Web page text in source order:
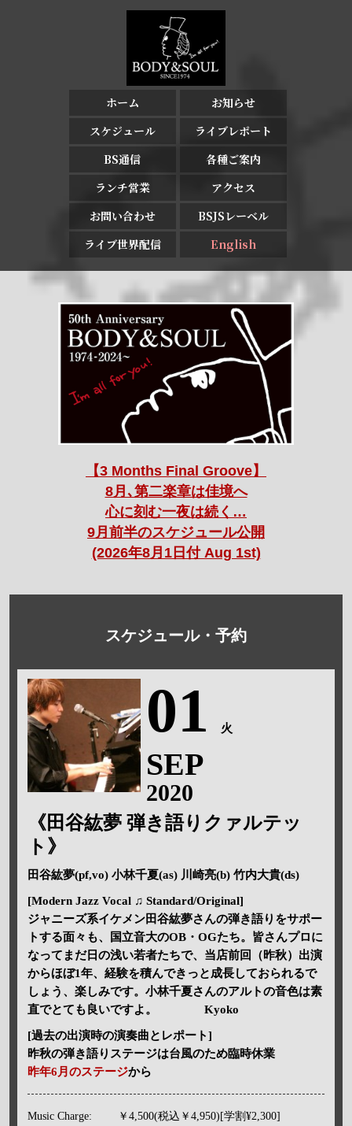
ホーム
お知らせ
スケジュール
ライブレポート
BS通信
各種ご案内
ランチ営業
アクセス
お問い合わせ
BSJSレーベル
ライブ世界配信
English
【3 Months Final Groove】
8月､第二楽章は佳境へ
心に刻む一夜は続く…
9月前半のスケジュール公開
(2026年8月1日付 Aug 1st)
スケジュール・予約
01 火
SEP
2020
《田谷紘夢 弾き語りクァルテッ
ト》
田谷紘夢(pf,vo) 小林千夏(as) 川崎亮(b) 竹内大貴(ds)
[Modern Jazz Vocal ♫ Standard/Original]
ジャニーズ系イケメン田谷紘夢さんの弾き語りをサポー
トする面々も、国立音大のOB・OGたち。皆さんプロに
なってまだ日の浅い若者たちで、当店前回（昨秋）出演
からほぼ1年、経験を積んできっと成長しておられるで
しょう、楽しみです。小林千夏さんのアルトの音色は素
直でとても良いですよ。 Kyoko
[過去の出演時の演奏曲とレポート]
昨秋の弾き語りステージは台風のため臨時休業
昨年6月のステージから
Music Charge: ￥4,500(税込￥4,950)[学割¥2,300]